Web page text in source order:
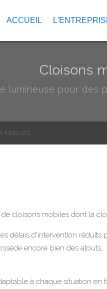
ACCUEIL
Cloisons
lumineuse pour des
MOBILES
cloisons mobiles dont la
délais d'intervention réduits
encore bien des atouts,
à chaque situation en